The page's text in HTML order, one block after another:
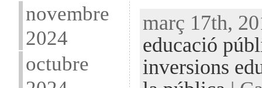
novembre
2024
octubre
març 17th,
educació
inversions